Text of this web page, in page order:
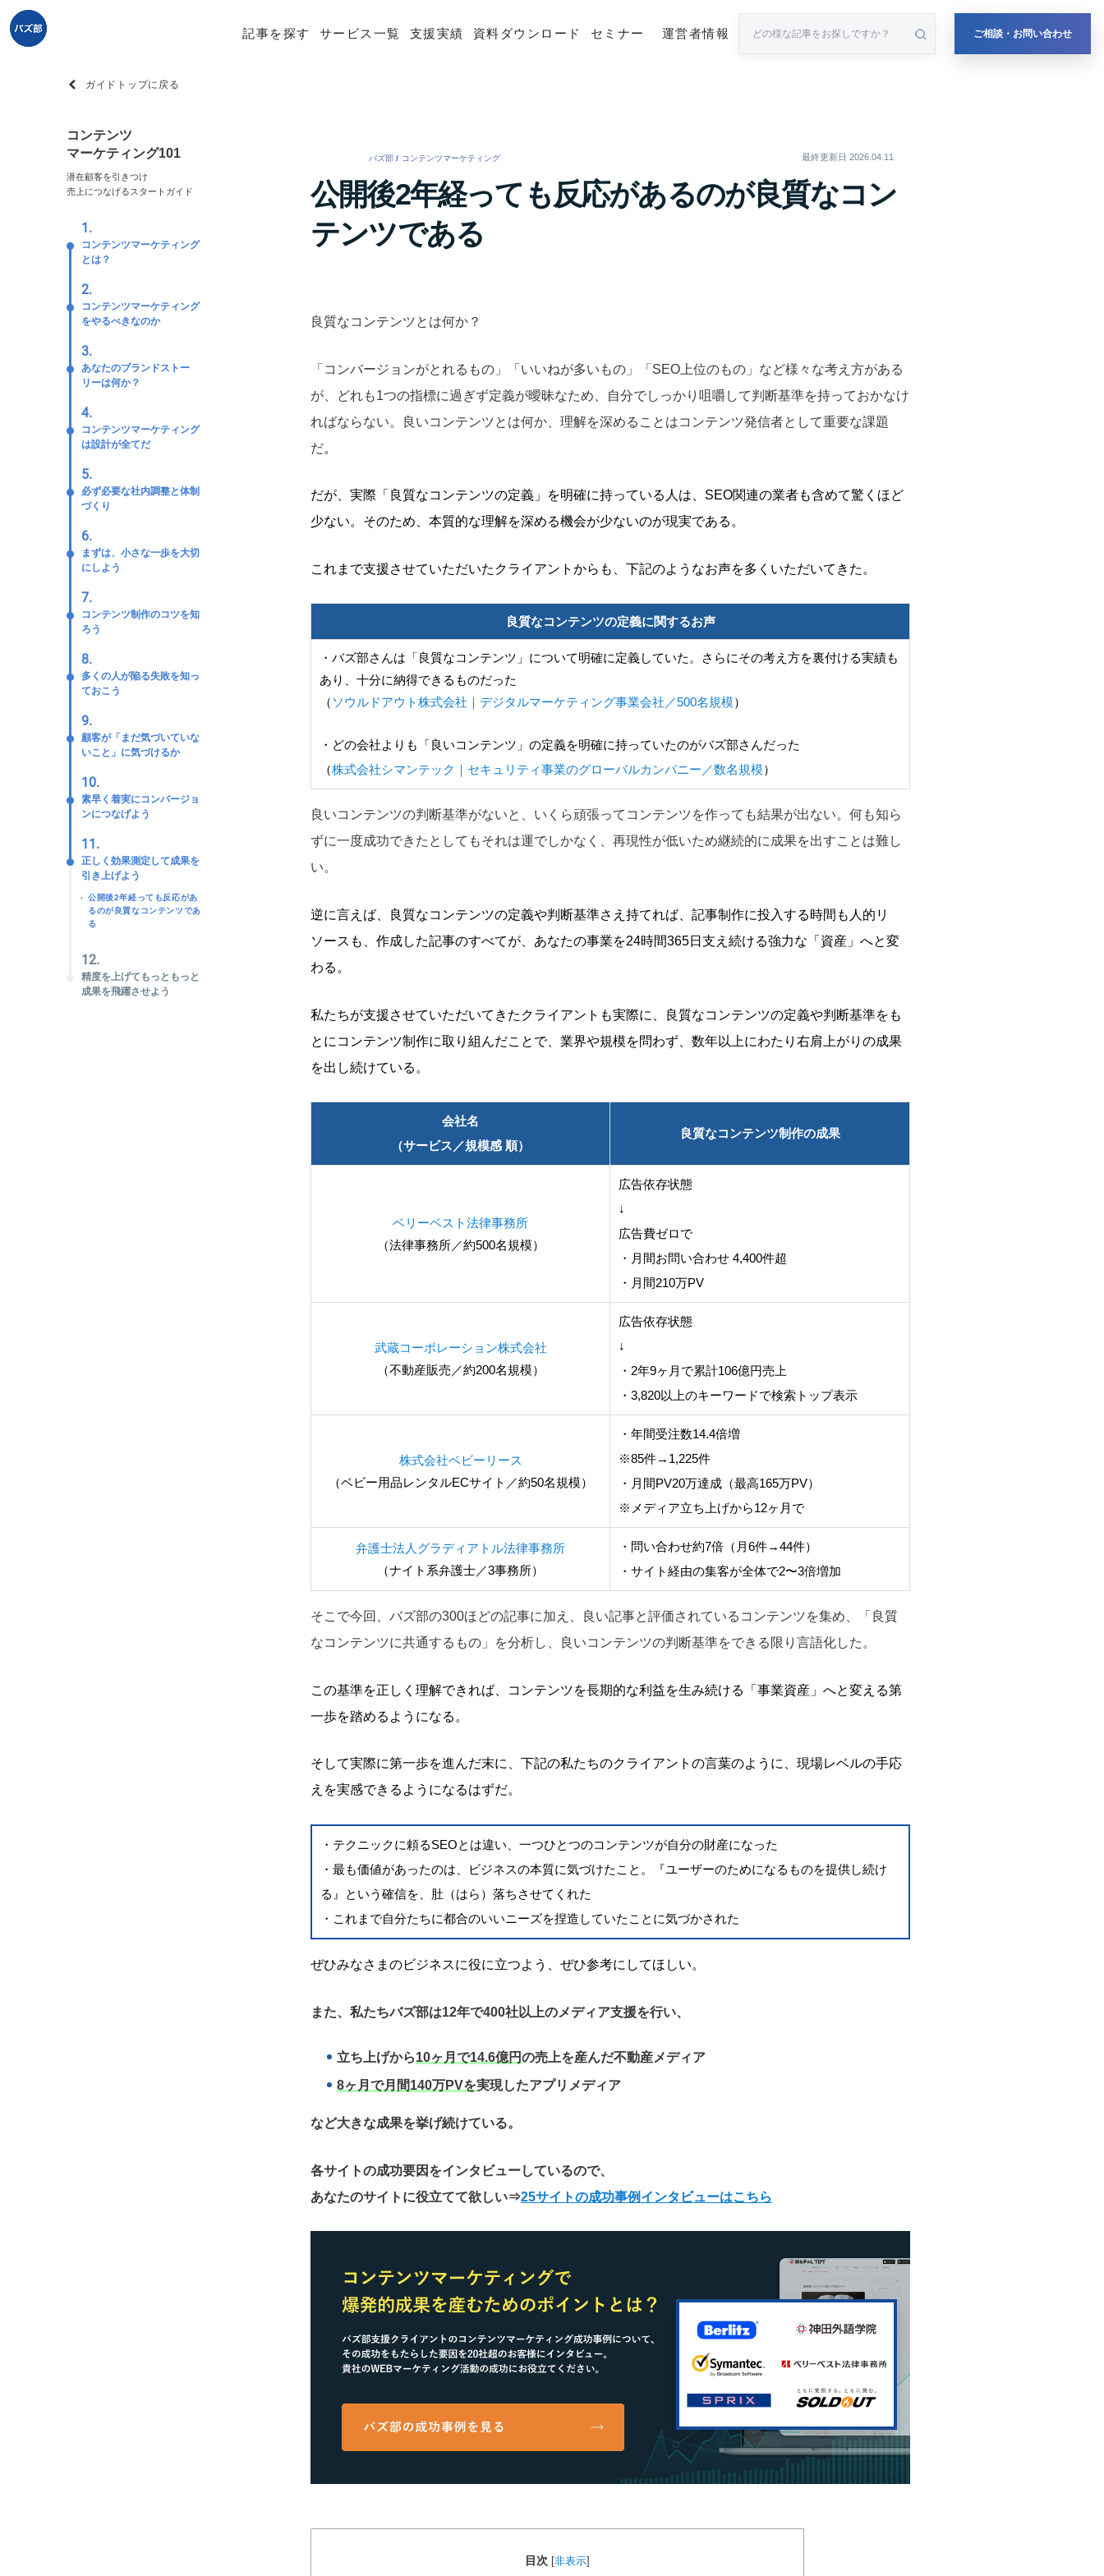
記事を探す サービス一覧 支援実績 資料ダウンロード セミナー 運営者情報 ご相談・お問い合わせ
ガイドトップに戻る
コンテンツ
マーケティング101
潜在顧客を引きつけ
売上につなげるスタートガイド
1.
コンテンツマーケティング
とは？
2.
コンテンツマーケティング
をやるべきなのか
3.
あなたのブランドストー
リーは何か？
4.
コンテンツマーケティング
は設計が全てだ
5.
必ず必要な社内調整と体制
づくり
6.
まずは、小さな一歩を大切
にしよう
7.
コンテンツ制作のコツを知
ろう
8.
多くの人が陥る失敗を知っ
ておこう
9.
顧客が「まだ気づいていな
いこと」に気づけるか
10.
素早く着実にコンバージョ
ンにつなげよう
11.
正しく効果測定して成果を
引き上げよう
公開後2年経っても反応があ
るのが良質なコンテンツであ
る
12.
精度を上げてもっともっと
成果を飛躍させよう
バズ部 / コンテンツマーケティング 最終更新日 2026.04.11
公開後2年経っても反応があるのが良質なコン
テンツである
良質なコンテンツとは何か？
「コンバージョンがとれるもの」「いいねが多いもの」「SEO上位のもの」など様々な考え方がある
が、どれも1つの指標に過ぎず定義が曖昧なため、自分でしっかり咀嚼して判断基準を持っておかなけ
ればならない。良いコンテンツとは何か、理解を深めることはコンテンツ発信者として重要な課題
だ。
だが、実際「良質なコンテンツの定義」を明確に持っている人は、SEO関連の業者も含めて驚くほど
少ない。そのため、本質的な理解を深める機会が少ないのが現実である。
これまで支援させていただいたクライアントからも、下記のようなお声を多くいただいてきた。
良質なコンテンツの定義に関するお声
・バズ部さんは「良質なコンテンツ」について明確に定義していた。さらにその考え方を裏付ける実績も
あり、十分に納得できるものだった
（ ソウルドアウト株式会社｜デジタルマーケティング事業会社／500名規模）
・どの会社よりも「良いコンテンツ」の定義を明確に持っていたのがバズ部さんだった
（株式会社シマンテック｜セキュリティ事業のグローバルカンパニー／数名規模）
良いコンテンツの判断基準がないと、いくら頑張ってコンテンツを作っても結果が出ない。何も知ら
ずに一度成功できたとしてもそれは運でしかなく、再現性が低いため継続的に成果を出すことは難し
い。
逆に言えば、良質なコンテンツの定義や判断基準さえ持てれば、記事制作に投入する時間も人的リ
ソースも、作成した記事のすべてが、あなたの事業を24時間365日支え続ける強力な「資産」へと変
わる。
私たちが支援させていただいてきたクライアントも実際に、良質なコンテンツの定義や判断基準をも
とにコンテンツ制作に取り組んだことで、業界や規模を問わず、数年以上にわたり右肩上がりの成果
を出し続けている。
会社名
（サービス／規模感 順）
良質なコンテンツ制作の成果
ベリーベスト法律事務所
（法律事務所／約500名規模）
広告依存状態
↓
広告費ゼロで
・月間お問い合わせ 4,400件超
・月間210万PV
武蔵コーポレーション株式会社
（不動産販売／約200名規模）
広告依存状態
↓
・2年9ヶ月で累計106億円売上
・3,820以上のキーワードで検索トップ表示
株式会社ベビーリース
（ベビー用品レンタルECサイト／約50名規模）
・年間受注数14.4倍増
※85件→1,225件
・月間PV20万達成（最高165万PV）
※メディア立ち上げから12ヶ月で
弁護士法人グラディアトル法律事務所
（ナイト系弁護士／3事務所）
・問い合わせ約7倍（月6件→44件）
・サイト経由の集客が全体で2〜3倍増加
そこで今回、バズ部の300ほどの記事に加え、良い記事と評価されているコンテンツを集め、「良質
なコンテンツに共通するもの」を分析し、良いコンテンツの判断基準をできる限り言語化した。
この基準を正しく理解できれば、コンテンツを長期的な利益を生み続ける「事業資産」へと変える第
一歩を踏めるようになる。
そして実際に第一歩を進んだ末に、下記の私たちのクライアントの言葉のように、現場レベルの手応
えを実感できるようになるはずだ。
・テクニックに頼るSEOとは違い、一つひとつのコンテンツが自分の財産になった
・最も価値があったのは、ビジネスの本質に気づけたこと。『ユーザーのためになるものを提供し続け
る』という確信を、肚（はら）落ちさせてくれた
・これまで自分たちに都合のいいニーズを捏造していたことに気づかされた
ぜひみなさまのビジネスに役に立つよう、ぜひ参考にしてほしい。
また、私たちバズ部は12年で400社以上のメディア支援を行い、
立ち上げから10ヶ月で14.6億円の売上を産んだ不動産メディア
8ヶ月で月間140万PVを実現したアプリメディア
など大きな成果を挙げ続けている。
各サイトの成功要因をインタビューしているので、
あなたのサイトに役立てて欲しい⇒25サイトの成功事例インタビューはこちら
目次 非表示